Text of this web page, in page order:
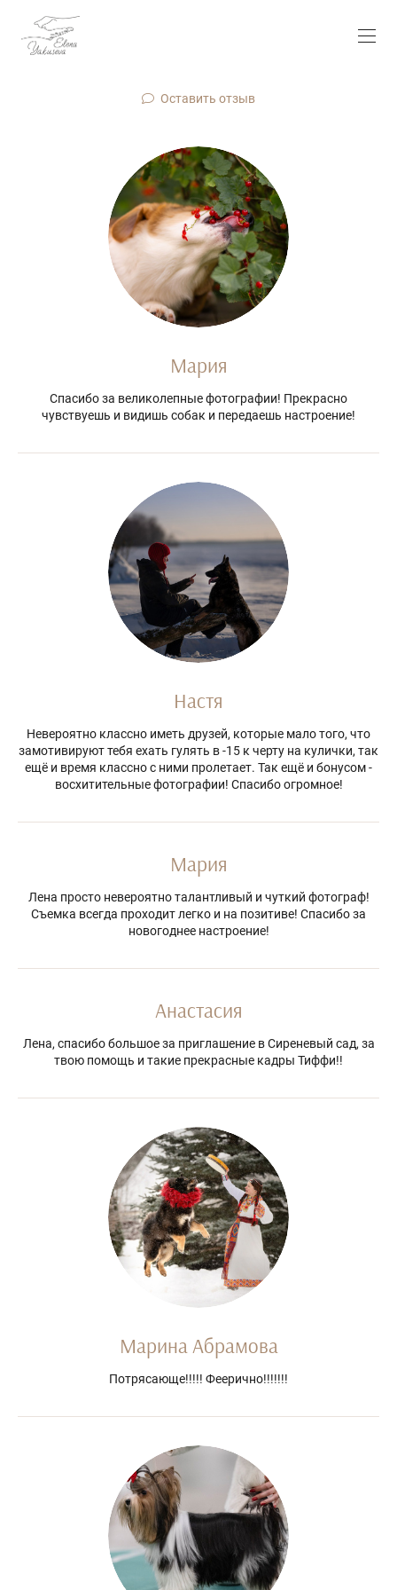
Оставить отзыв
Мария
Спасибо за великолепные фотографии! Прекрасно
чувствуешь и видишь собак и передаешь настроение!
Настя
Невероятно классно иметь друзей, которые мало того, что
замотивируют тебя ехать гулять в -15 к черту на кулички, так
ещё и время классно с ними пролетает. Так ещё и бонусом -
восхитительные фотографии! Спасибо огромное!
Мария
Лена просто невероятно талантливый и чуткий фотограф!
Съемка всегда проходит легко и на позитиве! Спасибо за
новогоднее настроение!
Анастасия
Лена, спасибо большое за приглашение в Сиреневый сад, за
твою помощь и такие прекрасные кадры Тиффи!!
Марина Абрамова
Потрясающе!!!!! Феерично!!!!!!!